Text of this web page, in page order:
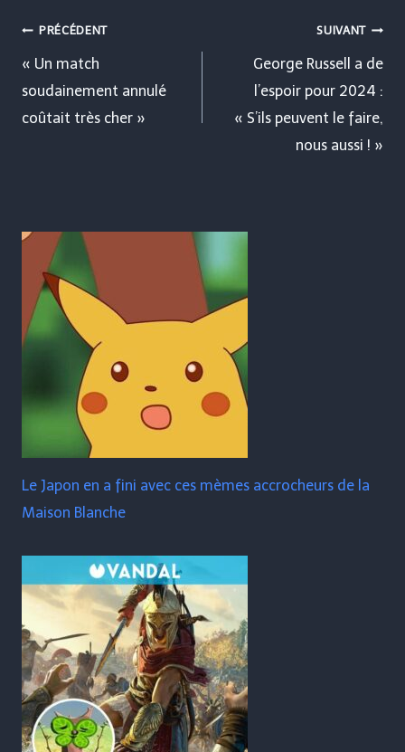
Navigation
de
l’article
PRÉCÉDENT
« Un match
soudainement annulé
coûtait très cher »
SUIVANT
George Russell a de
l’espoir pour 2024 :
« S’ils peuvent le faire,
nous aussi ! »
Le Japon en a fini avec ces mèmes accrocheurs de la
Maison Blanche